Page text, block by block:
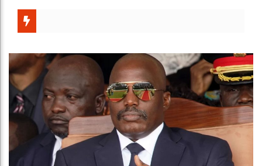
Bénin :
Aliko